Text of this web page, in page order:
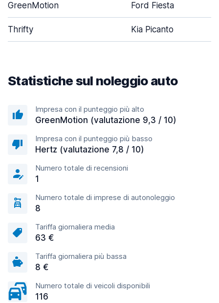
GreenMotion Ford Fiesta
Thrifty Kia Picanto
Statistiche sul noleggio auto
Impresa con il punteggio più alto
GreenMotion (valutazione 9,3 / 10)
Impresa con il punteggio più basso
Hertz (valutazione 7,8 / 10)
Numero totale di recensioni
1
Numero totale di imprese di autonoleggio
8
Tariffa giornaliera media
63 €
Tariffa giornaliera più bassa
8 €
Numero totale di veicoli disponibili
116